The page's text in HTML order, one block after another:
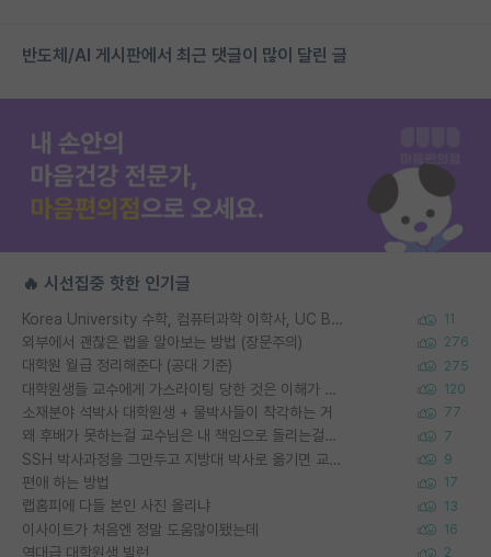
반도체/AI 게시판에서 최근 댓글이 많이 달린 글
🔥 시선집중 핫한 인기글
Korea University 수학, 컴퓨터과학 이학사, UC Berkeley 산업공학 대학원 공학박사가 되는 것은 쉽지 않겠죠? 11
외부에서 괜찮은 랩을 알아보는 방법 (장문주의) 276
대학원 월급 정리해준다 (공대 기준) 275
대학원생들 교수에게 가스라이팅 당한 것은 이해가 갑니다. 안타깝네요. 120
소재분야 석박사 대학원생 + 물박사들이 착각하는 거 77
왜 후배가 못하는걸 교수님은 내 책임으로 돌리는걸까요? 7
SSH 박사과정을 그만두고 지방대 박사로 옮기면 교수의 꿈은 끝일까요? 9
편애 하는 방법 17
랩홈피에 다들 본인 사진 올리냐 13
이사이트가 처음엔 정말 도움많이됐는데 16
역대급 대학원생 빌런 2